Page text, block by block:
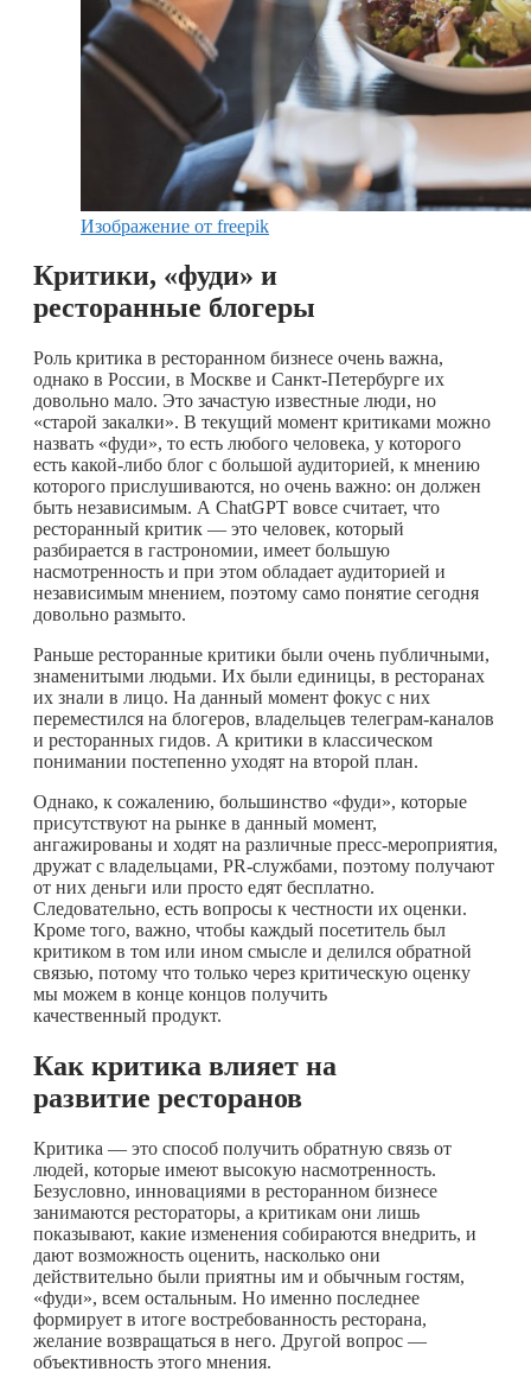
Изображение от freepik
Критики, «фуди» и
ресторанные блогеры
Роль критика в ресторанном бизнесе очень важна,
однако в России, в Москве и Санкт-Петербурге их
довольно мало. Это зачастую известные люди, но
«старой закалки». В текущий момент критиками можно
назвать «фуди», то есть любого человека, у которого
есть какой-либо блог с большой аудиторией, к мнению
которого прислушиваются, но очень важно: он должен
быть независимым. А ChatGPT вовсе считает, что
ресторанный критик — это человек, который
разбирается в гастрономии, имеет большую
насмотренность и при этом обладает аудиторией и
независимым мнением, поэтому само понятие сегодня
довольно размыто.
Раньше ресторанные критики были очень публичными,
знаменитыми людьми. Их были единицы, в ресторанах
их знали в лицо. На данный момент фокус с них
переместился на блогеров, владельцев телеграм-каналов
и ресторанных гидов. А критики в классическом
понимании постепенно уходят на второй план.
Однако, к сожалению, большинство «фуди», которые
присутствуют на рынке в данный момент,
ангажированы и ходят на различные пресс-мероприятия,
дружат с владельцами, PR-службами, поэтому получают
от них деньги или просто едят бесплатно.
Следовательно, есть вопросы к честности их оценки.
Кроме того, важно, чтобы каждый посетитель был
критиком в том или ином смысле и делился обратной
связью, потому что только через критическую оценку
мы можем в конце концов получить
качественный продукт.
Как критика влияет на
развитие ресторанов
Критика — это способ получить обратную связь от
людей, которые имеют высокую насмотренность.
Безусловно, инновациями в ресторанном бизнесе
занимаются рестораторы, а критикам они лишь
показывают, какие изменения собираются внедрить, и
дают возможность оценить, насколько они
действительно были приятны им и обычным гостям,
«фуди», всем остальным. Но именно последнее
формирует в итоге востребованность ресторана,
желание возвращаться в него. Другой вопрос —
объективность этого мнения.